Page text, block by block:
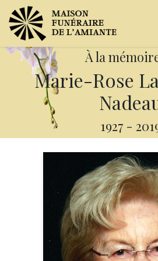
À la
Marie-Rose
1927 -